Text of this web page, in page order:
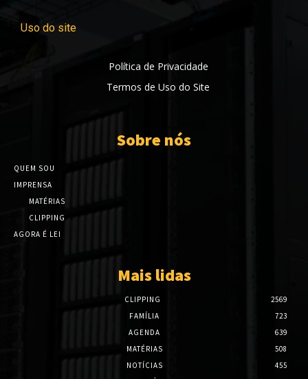
Uso do site
Política de Privacidade
Termos de Uso do Site
Sobre nós
QUEM SOU
IMPRENSA
MATÉRIAS
CLIPPING
AGORA É LEI
Mais lidas
CLIPPING
2569
FAMÍLIA
723
AGENDA
639
MATÉRIAS
508
NOTÍCIAS
455